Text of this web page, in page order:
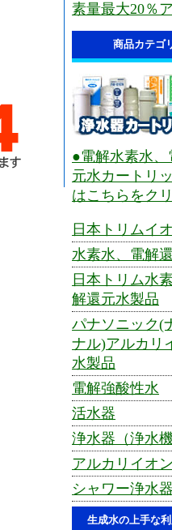
素量最大20％
商品カテゴ
●電解水素水、
元水カートリ
はこちらをク
日本トリムイ
水素水、電解
日本トリム水
解還元水製品
パナソニック(
ナル)アルカリ
水製品
電解強酸性水
活水器
浄水器（浄水機
アルカリイオ
シャワー浄水器
生成水の上手な